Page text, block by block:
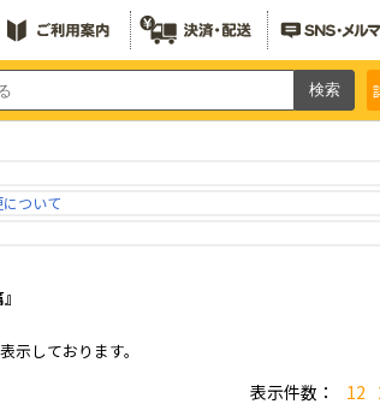
ついて
示しております。
表示件数： 12